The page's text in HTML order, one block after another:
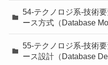
54-テクノロジ系-技術
ース方式（Database
55-テクノロジ系-技術
ース設計（Database